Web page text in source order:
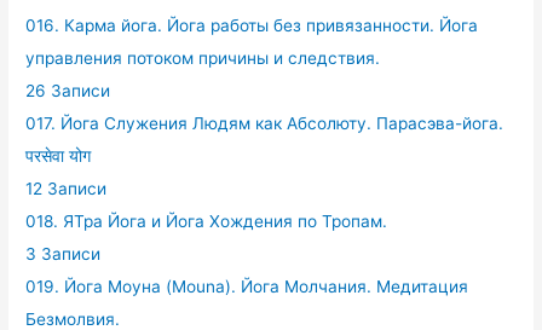
016. Карма йога. Йога работы без привязанности. Йога
управления потоком причины и следствия.
26 Записи
017. Йога Служения Людям как Абсолюту. Парасэва-йога.
परसेवा योग
12 Записи
018. ЯТра Йога и Йога Хождения по Тропам.
3 Записи
019. Йога Моуна (Mouna). Йога Молчания. Медитация
Безмолвия.